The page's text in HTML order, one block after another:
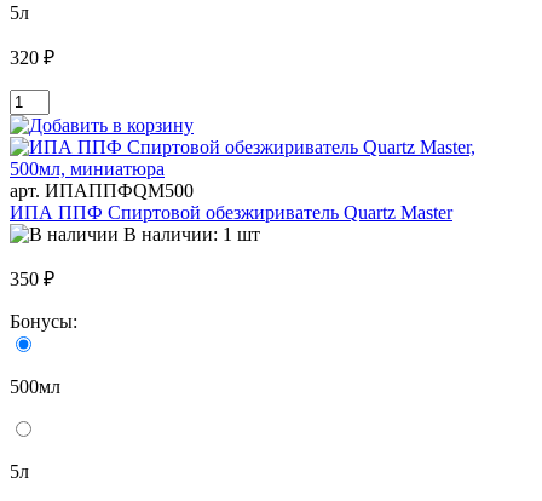
5л
320 ₽
арт. ИПАППФQM500
ИПА ППФ Спиртовой обезжириватель Quartz Master
В наличии: 1 шт
350 ₽
Бонусы:
500мл
5л